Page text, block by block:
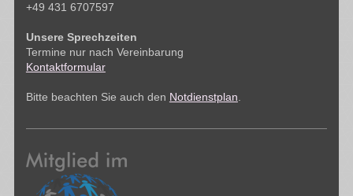
+49 431 6707597
Unsere Sprechzeiten
Termine nur nach Vereinbarung
Kontaktformular
Bitte beachten Sie auch den Notdienstplan